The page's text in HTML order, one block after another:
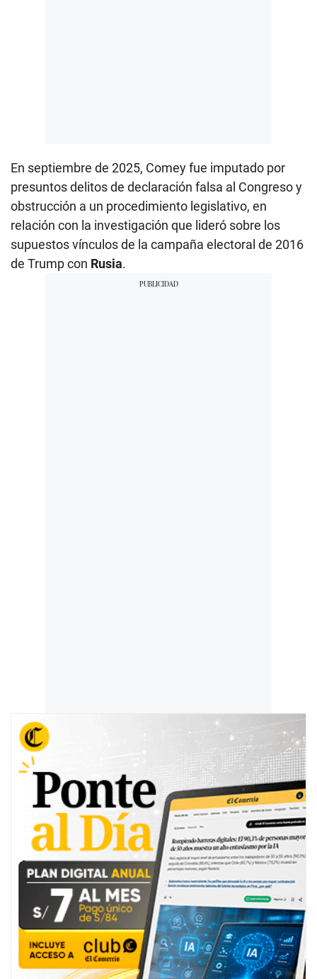
En septiembre de 2025, Comey fue imputado por
presuntos delitos de declaración falsa al Congreso y
obstrucción a un procedimiento legislativo, en
relación con la investigación que lideró sobre los
supuestos vínculos de la campaña electoral de 2016
de Trump con Rusia.